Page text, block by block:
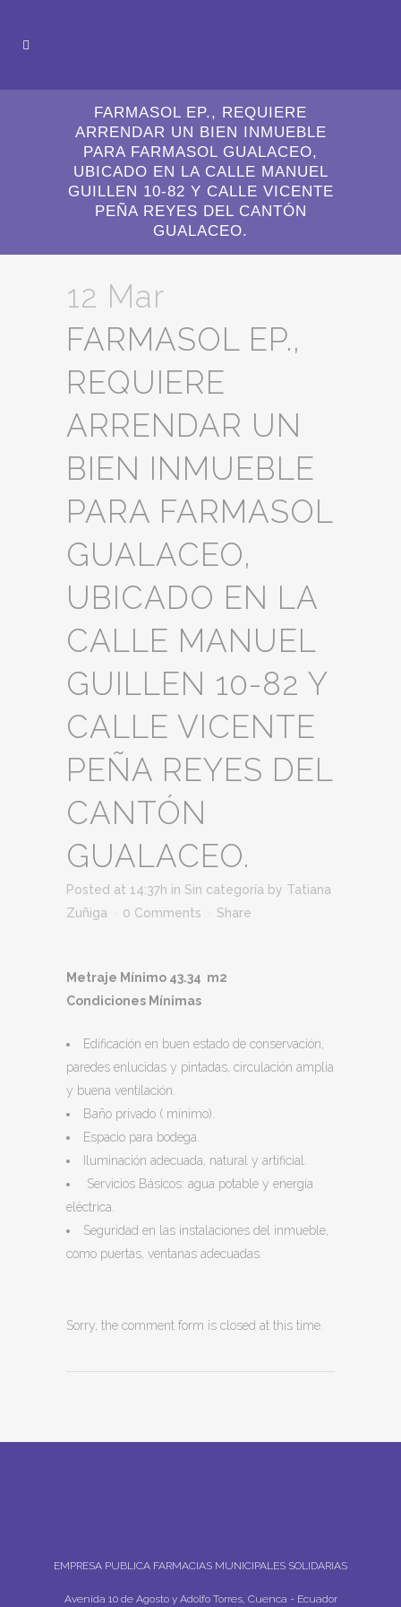
FARMASOL EP., REQUIERE
ARRENDAR UN BIEN INMUEBLE
PARA FARMASOL GUALACEO,
UBICADO EN LA CALLE MANUEL
GUILLEN 10-82 Y CALLE VICENTE
PEÑA REYES DEL CANTÓN
GUALACEO.
12 Mar
FARMASOL EP.,
REQUIERE
ARRENDAR UN
BIEN INMUEBLE
PARA FARMASOL
GUALACEO,
UBICADO EN LA
CALLE MANUEL
GUILLEN 10-82 Y
CALLE VICENTE
PEÑA REYES DEL
CANTÓN
GUALACEO.
Posted at 14:37h in Sin categoría by Tatiana
Zuñiga
0 Comments Share
Metraje Mínimo 43.34 m2
Condiciones Mínimas
Edificación en buen estado de conservación,
paredes enlucidas y pintadas, circulación amplia
y buena ventilación.
Baño privado ( mínimo).
Espacio para bodega.
Iluminación adecuada, natural y artificial.
Servicios Básicos: agua potable y energía
eléctrica.
Seguridad en las instalaciones del inmueble,
como puertas, ventanas adecuadas.
Sorry, the comment form is closed at this time.
EMPRESA PUBLICA FARMACIAS MUNICIPALES SOLIDARIAS
Avenida 10 de Agosto y Adolfo Torres, Cuenca - Ecuador